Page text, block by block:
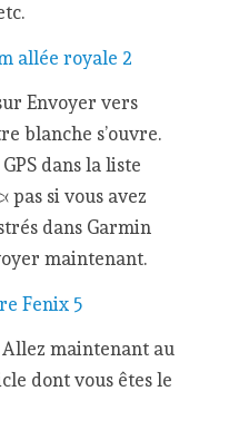
Envoyer vers
blanche s’ouvre.
dans la liste
pas si vous avez
dans Garmin
maintenant.
Allez maintenant au
dont vous êtes le